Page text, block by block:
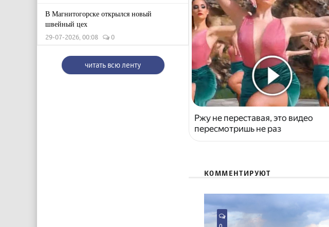
В Магнитогорске открылся новый
швейный цех
29-07-2026, 00:08 0
читать всю ленту
Ржу не переставая, это видео
пересмотришь не раз
КОММЕНТИРУЮТ